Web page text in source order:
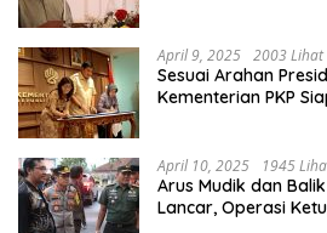
April 9, 2025 2003 Lihat
Sesuai Arahan
Kementerian PKP
April 10, 2025 1945
Arus Mudik dan
Lancar, Operasi